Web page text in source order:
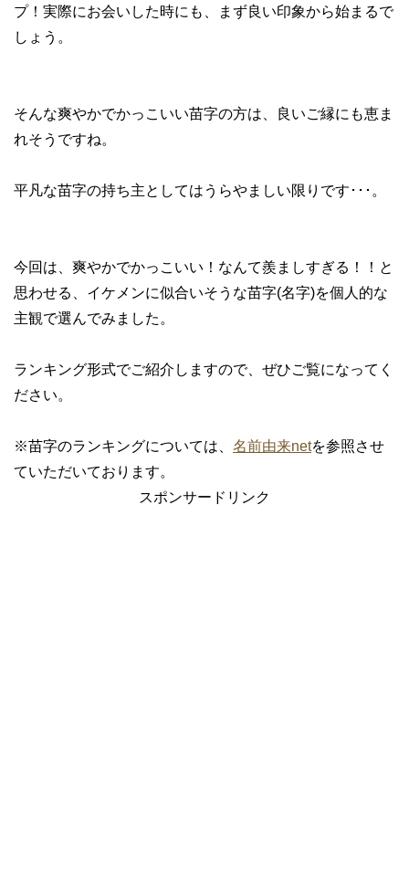
プ！実際にお会いした時にも、まず良い印象から始まるで
しょう。
そんな爽やかでかっこいい苗字の方は、良いご縁にも恵ま
れそうですね。
平凡な苗字の持ち主としてはうらやましい限りです･･･。
今回は、爽やかでかっこいい！なんて羨ましすぎる！！と
思わせる、イケメンに似合いそうな苗字(名字)を個人的な
主観で選んでみました。
ランキング形式でご紹介しますので、ぜひご覧になってく
ださい。
※苗字のランキングについては、 名前由来netを参照させ
ていただいております。
スポンサードリンク